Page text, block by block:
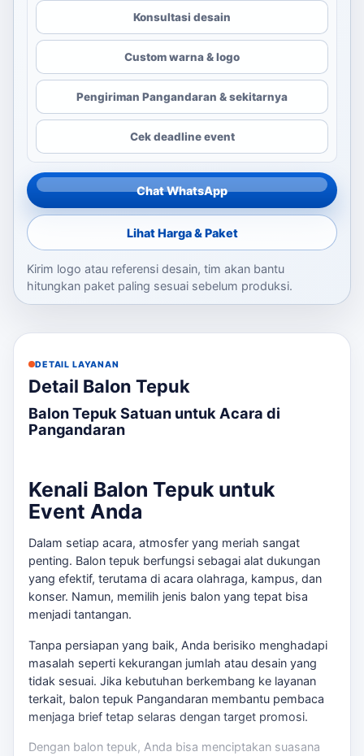
Konsultasi desain
Custom warna & logo
Pengiriman Pangandaran & sekitarnya
Cek deadline event
Chat WhatsApp
Lihat Harga & Paket
Kirim logo atau referensi desain, tim akan bantu
hitungkan paket paling sesuai sebelum produksi.
DETAIL LAYANAN
Detail Balon Tepuk
Balon Tepuk Satuan untuk Acara di
Pangandaran
Kenali Balon Tepuk untuk
Event Anda
Dalam setiap acara, atmosfer yang meriah sangat
penting. Balon tepuk berfungsi sebagai alat dukungan
yang efektif, terutama di acara olahraga, kampus, dan
konser. Namun, memilih jenis balon yang tepat bisa
menjadi tantangan.
Tanpa persiapan yang baik, Anda berisiko menghadapi
masalah seperti kekurangan jumlah atau desain yang
tidak sesuai. Jika kebutuhan berkembang ke layanan
terkait, balon tepuk Pangandaran membantu pembaca
menjaga brief tetap selaras dengan target promosi.
Dengan balon tepuk, Anda bisa menciptakan suasana